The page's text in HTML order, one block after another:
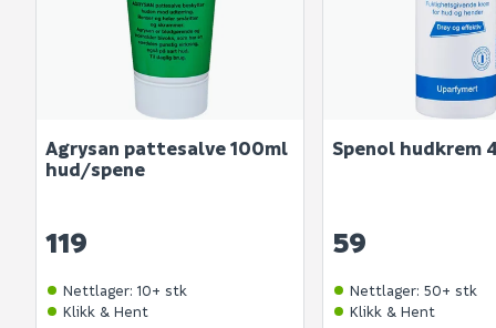
Agrysan pattesalve 100ml
hud/spene
119
Nettlager: 10+ stk
Klikk & Hent
Spenol hudkrem
59
Nettlager:50+ stk
Klikk & Hent